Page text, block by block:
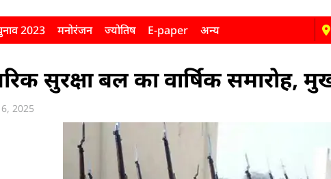
2023 मनोरंजन ज्योतिष E-paper अन्य
सुरक्षा बल का वार्षिक समारोह,
2025